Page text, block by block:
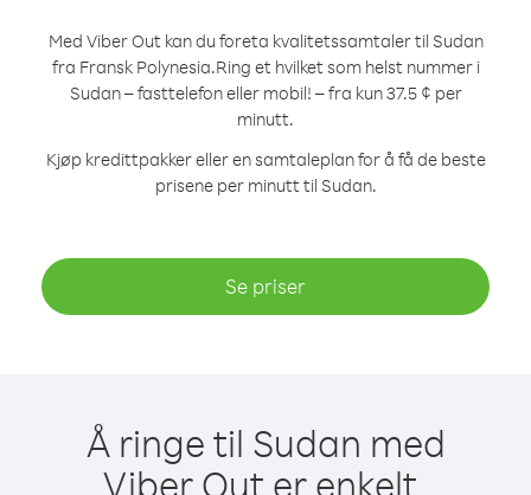
Med Viber Out kan du foreta kvalitetssamtaler til Sudan
fra Fransk Polynesia.Ring et hvilket som helst nummer i
Sudan – fasttelefon eller mobil! – fra kun 37.5 ¢ per
minutt.
Kjøp kredittpakker eller en samtaleplan for å få de beste
prisene per minutt til Sudan.
Se priser
Å ringe til Sudan med
Viber Out er enkelt.